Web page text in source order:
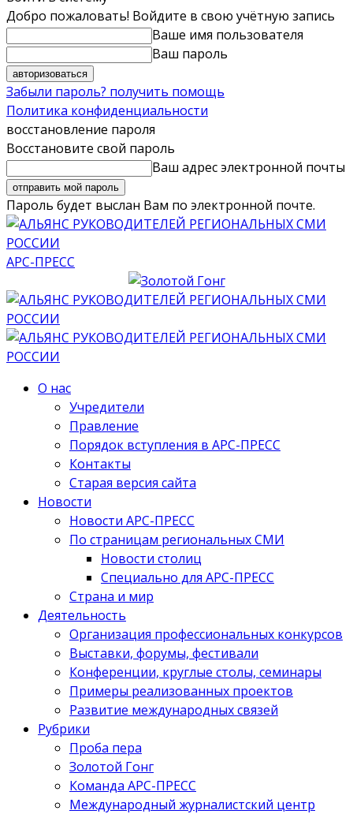
Добро пожаловать! Войдите в свою учётную запись
Ваше имя пользователя
Ваш пароль
Забыли пароль? получить помощь
Политика конфиденциальности
восстановление пароля
Восстановите свой пароль
Ваш адрес электронной почты
Пароль будет выслан Вам по электронной почте.
АРС-ПРЕСС
О нас
Учредители
Правление
Порядок вступления в АРС-ПРЕСС
Контакты
Старая версия сайта
Новости
Новости АРС-ПРЕСС
По страницам региональных СМИ
Новости столиц
Специально для АРС-ПРЕСС
Страна и мир
Деятельность
Организация профессиональных конкурсов
Выставки, форумы, фестивали
Конференции, круглые столы, семинары
Примеры реализованных проектов
Развитие международных связей
Рубрики
Проба пера
Золотой Гонг
Команда АРС-ПРЕСС
Международный журналистский центр